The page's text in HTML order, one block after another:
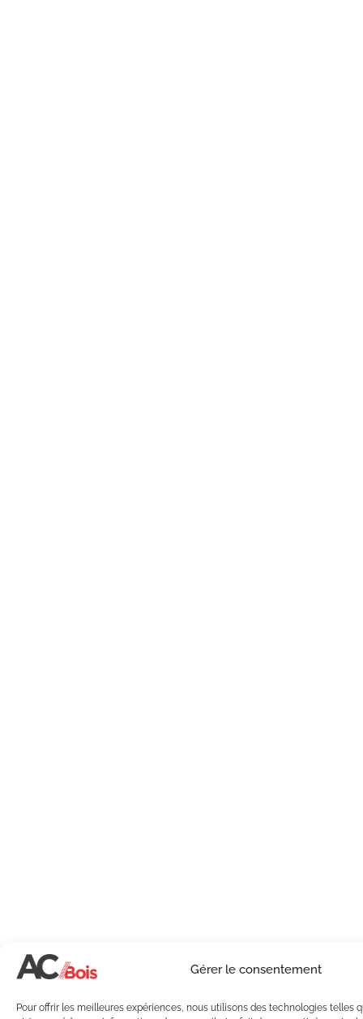
Gérer le consentement
Pour offrir les meilleures expériences, nous utilisons des technologies telles